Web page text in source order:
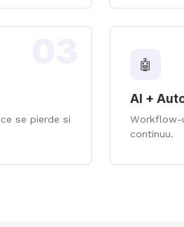
se pierde si
🤖
AI +
Workflow-
continuu.